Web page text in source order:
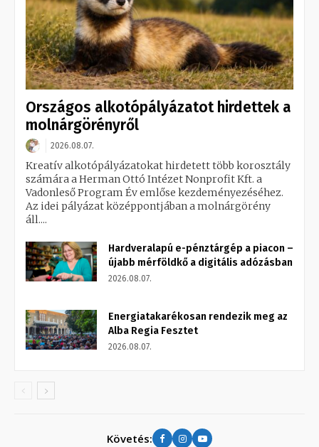
Országos alkotópályázatot hirdettek a
molnárgörényről
2026.08.07.
Kreatív alkotópályázatokat hirdetett több korosztály
számára a Herman Ottó Intézet Nonprofit Kft. a
Vadonleső Program Év emlőse kezdeményezéséhez.
Az idei pályázat középpontjában a molnárgörény
áll....
Hardveralapú e-pénztárgép a piacon –
újabb mérföldkő a digitális adózásban
2026.08.07.
Energiatakarékosan rendezik meg az
Alba Regia Fesztet
2026.08.07.
Követés: